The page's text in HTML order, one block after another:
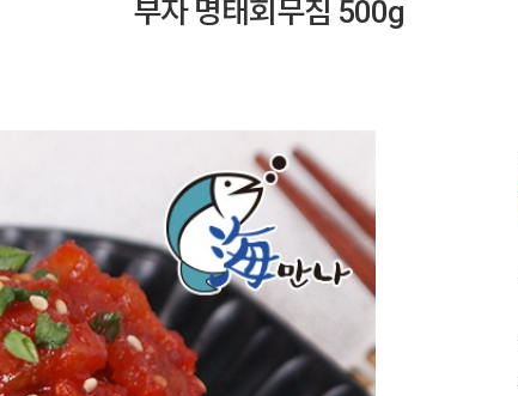
부자 명태회무침 500g